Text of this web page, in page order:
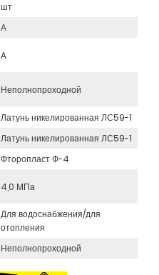
шт
А
A
Неполнопроходной
Латунь никелированная ЛС59-1
Латунь никелированная ЛС59-1
Фторопласт Ф-4
4,0 МПа
Для водоснабжения/для
отопления
Неполнопроходной